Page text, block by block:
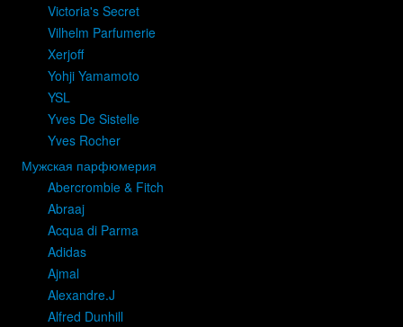
Victoria's Secret
Vilhelm Parfumerie
Xerjoff
Yohji Yamamoto
YSL
Yves De Sistelle
Yves Rocher
Мужская парфюмерия
Abercrombie & Fitch
Abraaj
Acqua di Parma
Adidas
Ajmal
Alexandre.J
Alfred Dunhill